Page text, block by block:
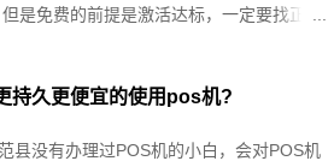
是免费的前提是激活达标，一定要找正规
总是收到“交易失败”
持久更便宜的使用pos机?
县没有办理过POS机的小白，会对POS机